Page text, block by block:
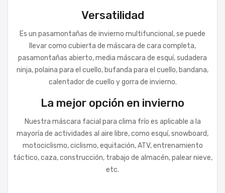
Versatilidad
Es un pasamontañas de invierno multifuncional, se puede
llevar como cubierta de máscara de cara completa,
pasamontañas abierto, media máscara de esquí, sudadera
ninja, polaina para el cuello, bufanda para el cuello, bandana,
calentador de cuello y gorra de invierno.
La mejor opción en invierno
Nuestra máscara facial para clima frío es aplicable a la
mayoría de actividades al aire libre, como esquí, snowboard,
motociclismo, ciclismo, equitación, ATV, entrenamiento
táctico, caza, construcción, trabajo de almacén, palear nieve,
etc.